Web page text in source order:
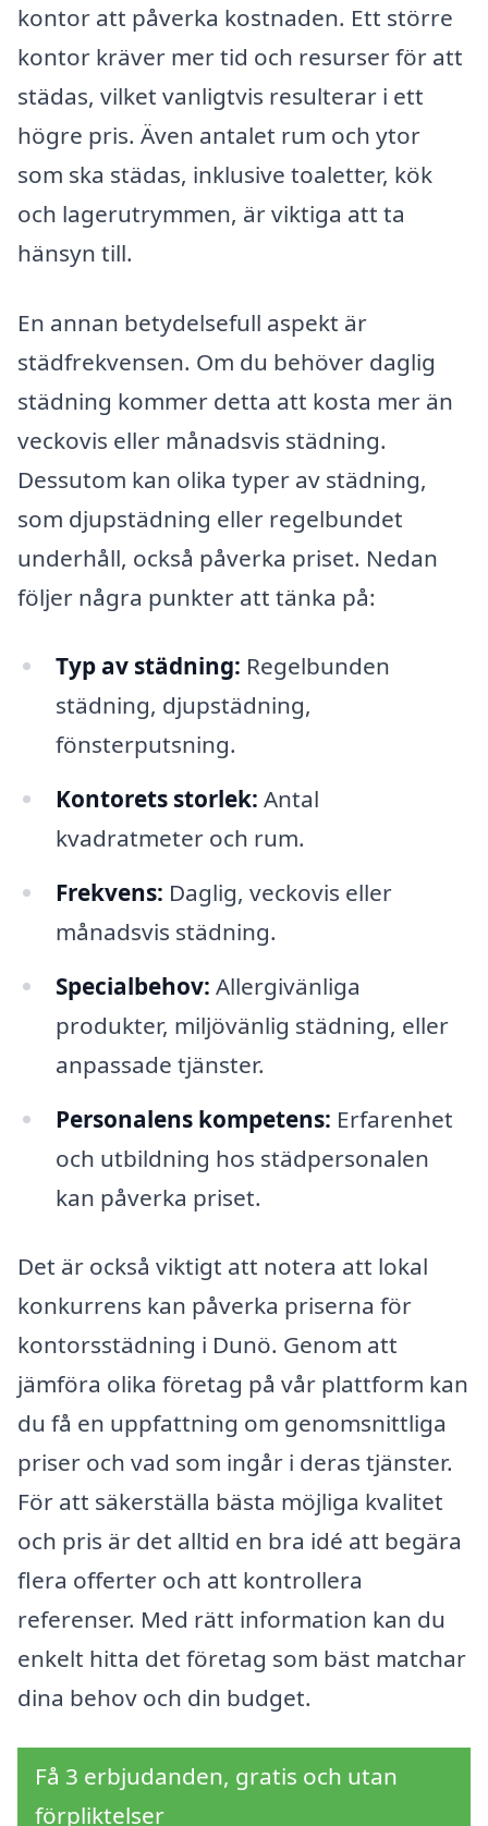
kontor att påverka kostnaden. Ett större
kontor kräver mer tid och resurser för att
städas, vilket vanligtvis resulterar i ett
högre pris. Även antalet rum och ytor
som ska städas, inklusive toaletter, kök
och lagerutrymmen, är viktiga att ta
hänsyn till.
En annan betydelsefull aspekt är
städfrekvensen. Om du behöver daglig
städning kommer detta att kosta mer än
veckovis eller månadsvis städning.
Dessutom kan olika typer av städning,
som djupstädning eller regelbundet
underhåll, också påverka priset. Nedan
följer några punkter att tänka på:
Typ av städning: Regelbunden
städning, djupstädning,
fönsterputsning.
Kontorets storlek: Antal
kvadratmeter och rum.
Frekvens: Daglig, veckovis eller
månadsvis städning.
Specialbehov: Allergivänliga
produkter, miljövänlig städning, eller
anpassade tjänster.
Personalens kompetens: Erfarenhet
och utbildning hos städpersonalen
kan påverka priset.
Det är också viktigt att notera att lokal
konkurrens kan påverka priserna för
kontorsstädning i Dunö. Genom att
jämföra olika företag på vår plattform kan
du få en uppfattning om genomsnittliga
priser och vad som ingår i deras tjänster.
För att säkerställa bästa möjliga kvalitet
och pris är det alltid en bra idé att begära
flera offerter och att kontrollera
referenser. Med rätt information kan du
enkelt hitta det företag som bäst matchar
dina behov och din budget.
Få 3 erbjudanden, gratis och utan
förpliktelser